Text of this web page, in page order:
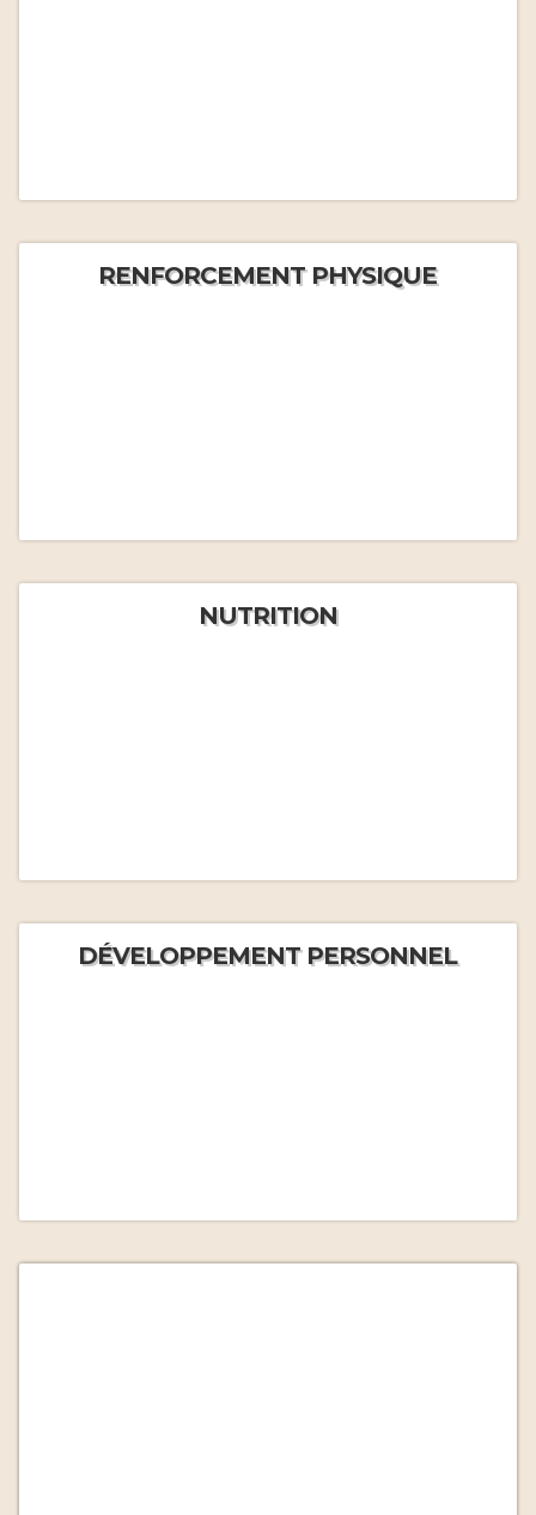
RENFORCEMENT PHYSIQUE
NUTRITION
DÉVELOPPEMENT PERSONNEL